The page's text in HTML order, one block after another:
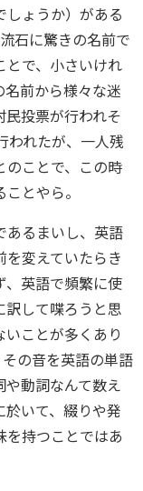
しょうか）がある
石に驚きの名前で
とで、小さいけれ
名前から様々な迷
投票が行われそ
われたが、一人残
のことで、この時
とやら。
あるまいし、英語
変えていたらき
、英語で頻繁に使
訳して喋ろうと思
ことが多くあり
の音を英語の単語
動詞なんて数え
いて、綴りや発
を持つことではあ